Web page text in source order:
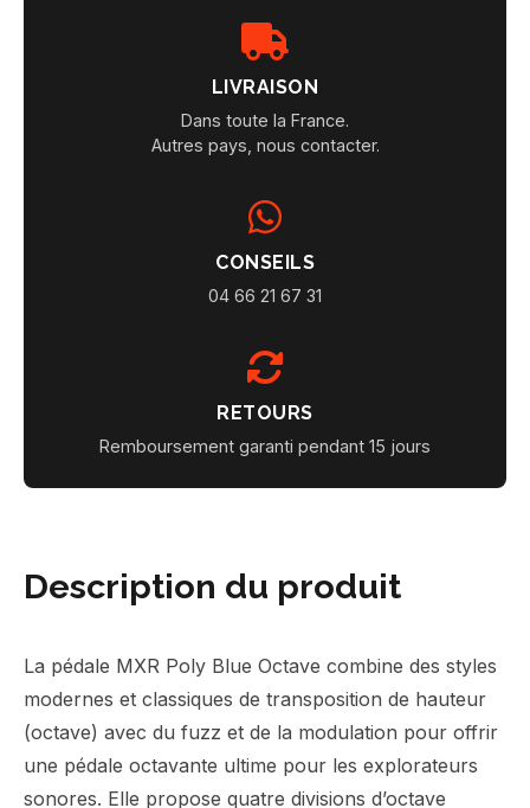
LIVRAISON
Dans toute la France.
Autres pays, nous contacter.
CONSEILS
04 66 21 67 31
RETOURS
Remboursement garanti pendant 15 jours
Description du produit
La pédale MXR Poly Blue Octave combine des styles
modernes et classiques de transposition de hauteur
(octave) avec du fuzz et de la modulation pour offrir
une pédale octavante ultime pour les explorateurs
sonores. Elle propose quatre divisions d’octave